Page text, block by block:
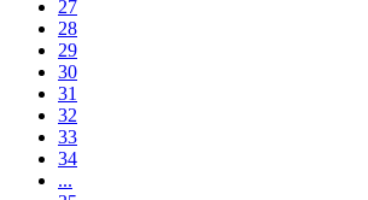
27
28
29
30
31
32
33
34
...